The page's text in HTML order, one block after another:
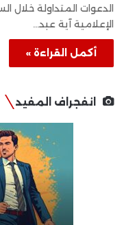
الدعوات المتداولة خلال
الإعلامية آية عبد…
أكمل القراءة »
انفجراف المفيد